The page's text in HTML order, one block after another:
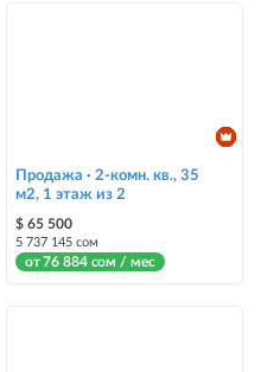
объект среди остальных и
Продажа · 2-комн. кв., 35
м2, 1 этаж из 2
$ 65 500
5 737 145 сом
от 76 884 сом / мес